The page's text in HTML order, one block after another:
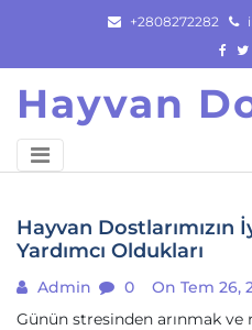
content
+2808272282
Hayvan
Hayvan Dostlarımızın
Yardımcı Oldukları
Admin 0
On Tem 26,
Günün stresinden arınmak